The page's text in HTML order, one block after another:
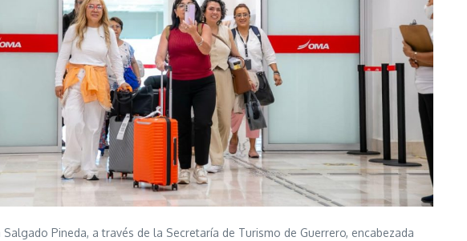
Pineda, a través de la Secretaría de Turismo de Guerrero, encabezada